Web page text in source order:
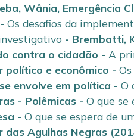
Wânia, Emergência
-Os desafios da
- Brembatti,
contra o cidadão -A
político e econômico -
envolve em política -O
- Polêmicas -O que se
-O que se espera de
das Agulhas Negras